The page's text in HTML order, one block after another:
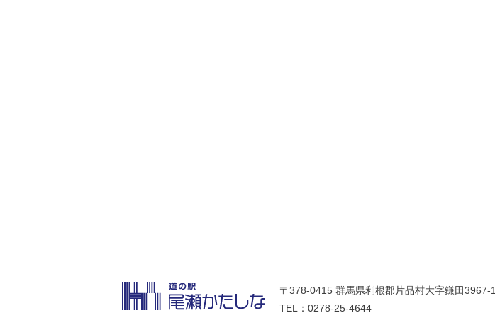
〒378-0415 群馬県利根郡片品村大字鎌田3967-1
TEL：0278-25-4644